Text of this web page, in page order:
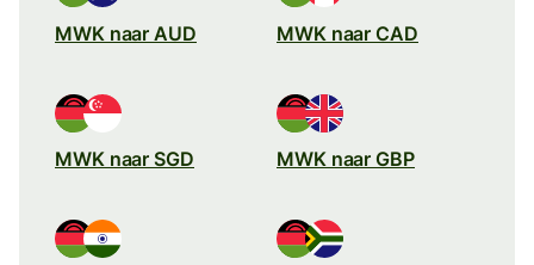
MWK naar AUD MWK naar CAD
MWK naar SGD MWK naar GBP